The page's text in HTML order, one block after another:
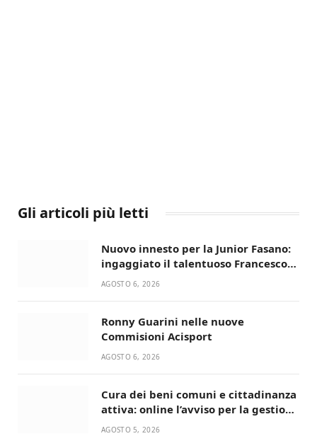
Gli articoli più letti
Nuovo innesto per la Junior Fasano:
ingaggiato il talentuoso Francesco
Lupo Timini
AGOSTO 6, 2026
Ronny Guarini nelle nuove
Commisioni Acisport
AGOSTO 6, 2026
Cura dei beni comuni e cittadinanza
attiva: online l’avviso per la gestione
condivisa della Villetta di Laureto
AGOSTO 5, 2026